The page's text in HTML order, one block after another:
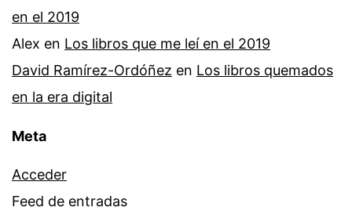
en el 2019
Alex en Los libros que me leí en el 2019
David Ramírez-Ordóñez en Los libros quemados
en la era digital
Meta
Acceder
Feed de entradas